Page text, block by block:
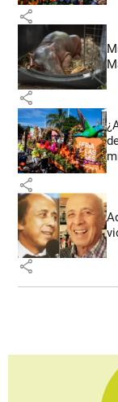
share
share
share
share